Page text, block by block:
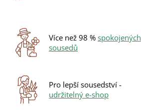
Více než 98 % spokojených
sousedů
Pro lepší sousedství -
udržitelný e-shop